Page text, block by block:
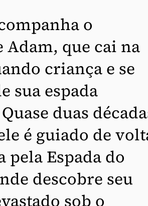
o
que cai na
criança e se
sua espada
duas
é guiado de
pela Espada do
descobre seu
sob o